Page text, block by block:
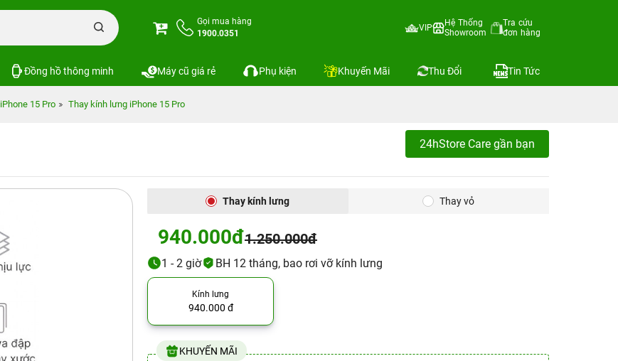
Gọi mua hàng
1900.0351
VIP
Hệ Thống
Showroom
Tra cứu
đơn hàng
Đồng hồ thông minh Máy cũ giá rẻ Phụ kiện Khuyến Mãi Thu Đổi Tin Tức
iPhone 15 Pro Thay kính lưng iPhone 15 Pro
24hStore Care gần bạn
Thay kính lưng Thay vỏ
940.000đ1.250.000đ
1 - 2 giờ BH 12 tháng, bao rơi vỡ kính lưng
Kính lưng
940.000 đ
KHUYẾN MÃI